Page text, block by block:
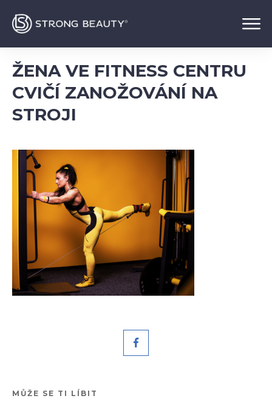
ŽENA VE FITNESS CENTRU
CVIČÍ ZANOŽOVÁNÍ NA
STROJI
MŮŽE SE TI LÍBIT